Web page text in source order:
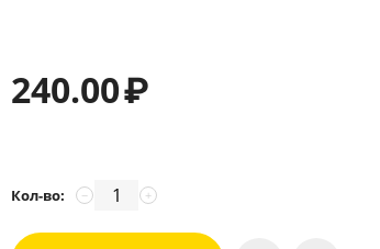
240.00₽
Кол-во: +
−